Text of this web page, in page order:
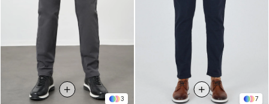
3 7